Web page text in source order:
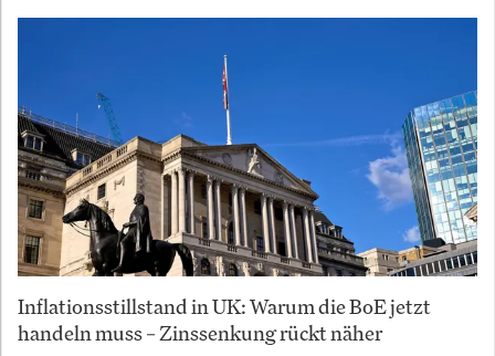
Inflationsstillstand in UK: Warum die BoE jetzt
handeln muss – Zinssenkung rückt näher